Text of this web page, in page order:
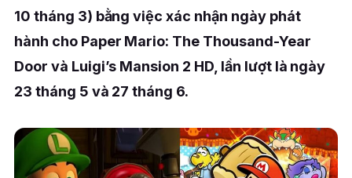
10 tháng 3) bằng việc xác nhận ngày phát
hành cho Paper Mario: The Thousand-Year
Door và Luigi’s Mansion 2 HD, lần lượt là ngày
23 tháng 5 và 27 tháng 6.